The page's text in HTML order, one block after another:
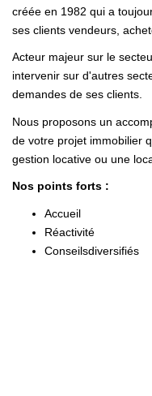
créée en 1982 qui a
ses clients vendeurs,
Acteur majeur sur le
intervenir sur d'autres
demandes de ses clients.
Nous proposons un
de votre projet immobilier
gestion locative ou une
Nos points forts :
Accueil
Réactivité
Conseilsdiversifiés